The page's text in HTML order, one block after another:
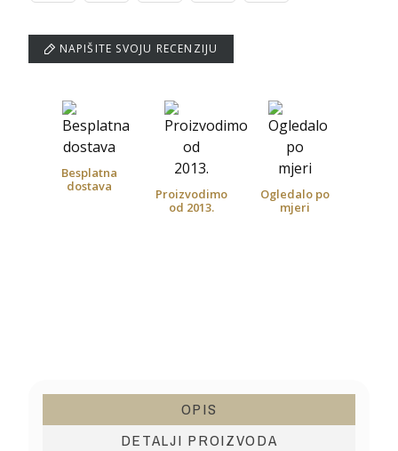
NAPIŠITE SVOJU RECENZIJU
Besplatna
dostava
Proizvodimo
od 2013.
Ogledalo po
mjeri
OPIS
DETALJI PROIZVODA